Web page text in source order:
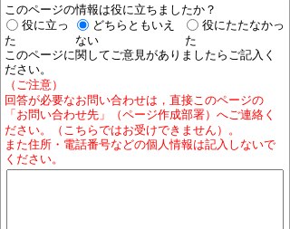
このページの情報は役に立ちましたか？
役に立っ
た
どちらともいえ
ない
役にたたなかっ
た
このページに関してご意見がありましたらご記入く
ださい。
（ご注意）
回答が必要なお問い合わせは，直接このページの
「お問い合わせ先」（ページ作成部署）へご連絡く
ださい。（こちらではお受けできません）。
また住所・電話番号などの個人情報は記入しないで
ください。